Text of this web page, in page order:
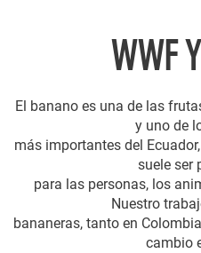
WWF
El banano es una de las
y uno de
más importantes del
suele ser
para las personas, los
Nuestro
bananeras, tanto en
cambio